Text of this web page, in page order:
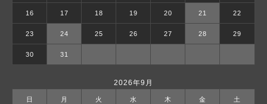
16 17 18 19 20 21 22
23 24 25 26 27 28 29
30 31
2026年9月
日 月 火 水 木 金 土